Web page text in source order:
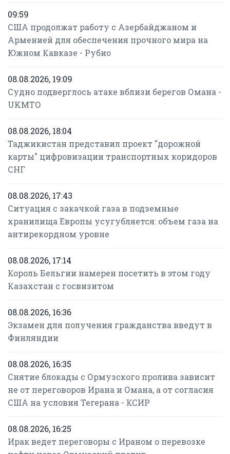
09:59
США продолжат работу с Азербайджаном и
Арменией для обеспечения прочного мира на
Южном Кавказе - Рубио
08.08.2026, 19:09
Судно подверглось атаке вблизи берегов Омана -
UKMTO
08.08.2026, 18:04
Таджикистан представил проект "дорожной
карты" цифровизации транспортных коридоров
СНГ
08.08.2026, 17:43
Ситуация с закачкой газа в подземные
хранилища Европы усугубляется: объем газа на
антирекордном уровне
08.08.2026, 17:14
Король Бельгии намерен посетить в этом году
Казахстан с госвизитом
08.08.2026, 16:36
Экзамен для получения гражданства введут в
Финляндии
08.08.2026, 16:35
Снятие блокады с Ормузского пролива зависит
не от переговоров Ирана и Омана, а от согласия
США на условия Тегерана - КСИР
08.08.2026, 16:25
Ирак ведет переговоры с Ираном о перевозке